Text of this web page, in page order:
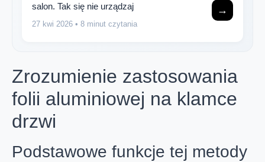
salon. Tak się nie urządzaj
27 kwi 2026 • 8 minut czytania
→
Zrozumienie zastosowania
folii aluminiowej na klamce
drzwi
Podstawowe funkcje tej metody